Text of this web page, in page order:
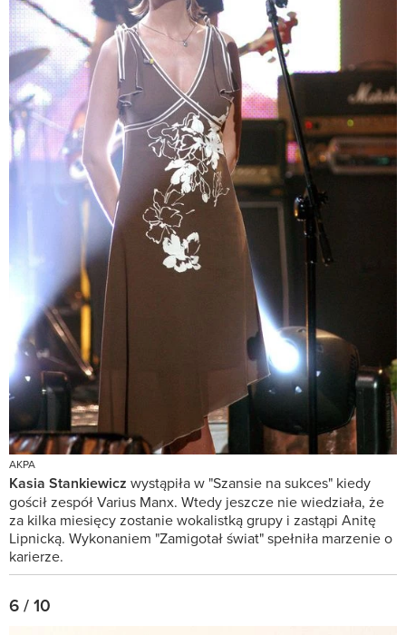
AKPA
Kasia Stankiewicz wystąpiła w "Szansie na sukces" kiedy
gościł zespół Varius Manx. Wtedy jeszcze nie wiedziała, że
za kilka miesięcy zostanie wokalistką grupy i zastąpi Anitę
Lipnicką. Wykonaniem "Zamigotał świat" spełniła marzenie o
karierze.
6 / 10